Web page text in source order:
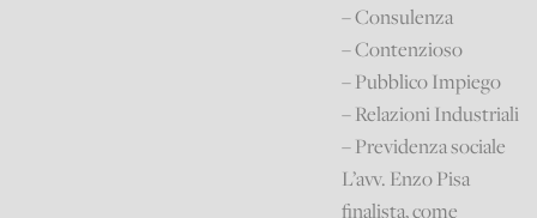
– Consulenza
– Contenzioso
– Pubblico Impiego
– Relazioni Industriali
– Previdenza sociale
L’avv. Enzo Pisa
finalista, come